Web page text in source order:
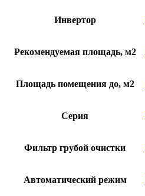
Инвертор
Рекомендуемая площадь, м2
Площадь помещения до, м2
Серия
Фильтр грубой очистки
Автоматический режим